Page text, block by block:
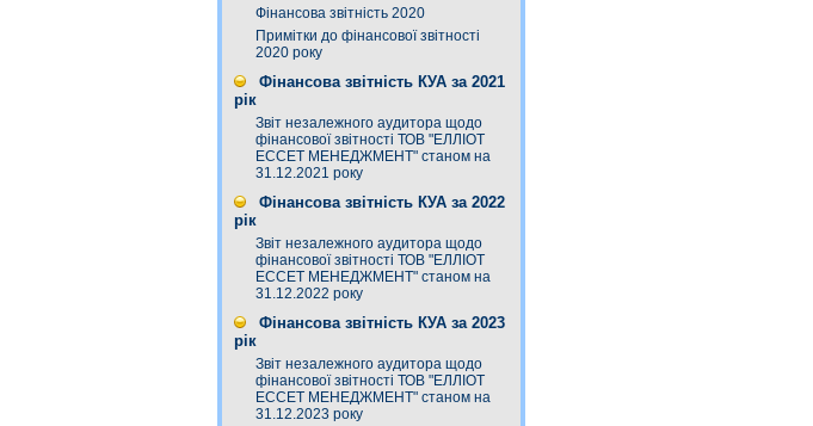
Фінансова звітність 2020
Примітки до фінансової звітності
2020 року
Фінансова звітність КУА за 2021
рік
Звіт незалежного аудитора щодо
фінансової звітності ТОВ "ЕЛЛІОТ
ЕССЕТ МЕНЕДЖМЕНТ" станом на
31.12.2021 року
Фінансова звітність КУА за 2022
рік
Звіт незалежного аудитора щодо
фінансової звітності ТОВ "ЕЛЛІОТ
ЕССЕТ МЕНЕДЖМЕНТ" станом на
31.12.2022 року
Фінансова звітність КУА за 2023
рік
Звіт незалежного аудитора щодо
фінансової звітності ТОВ "ЕЛЛІОТ
ЕССЕТ МЕНЕДЖМЕНТ" станом на
31.12.2023 року